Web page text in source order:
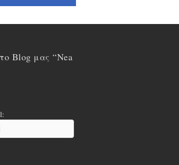
Blog μας “Nea